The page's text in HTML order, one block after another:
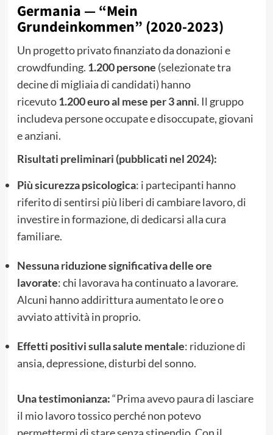
Germania — “Mein
Grundeinkommen” (2020-2023)
Un progetto privato finanziato da donazioni e
crowdfunding. 1.200 persone (selezionate tra
decine di migliaia di candidati) hanno
ricevuto1.200 euro al mese per 3 anni. Il gruppo
includeva persone occupate e disoccupate, giovani
e anziani.
Risultati preliminari (pubblicati nel 2024):
Più sicurezza psicologica: i partecipanti hanno
riferito di sentirsi più liberi di cambiare lavoro, di
investire in formazione, di dedicarsi alla cura
familiare.
Nessuna riduzione significativa delle ore
lavorate: chi lavorava ha continuato a lavorare.
Alcuni hanno addirittura aumentato le ore o
avviato attività in proprio.
Effetti positivi sulla salute mentale: riduzione di
ansia, depressione, disturbi del sonno.
Una testimonianza:“Prima avevo paura di lasciare
il mio lavoro tossico perché non potevo